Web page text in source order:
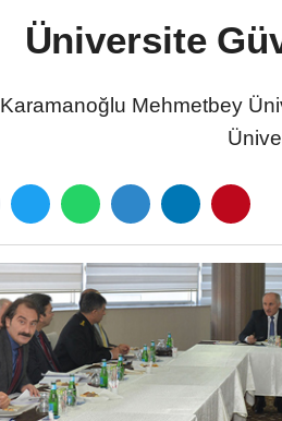
Üniversite
Karamanoğlu Mehmetbey